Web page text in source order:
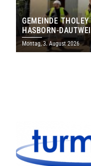
GEMEINDE
HASBORN-
MILLIONEN EURO
Montag, 3. August 2026